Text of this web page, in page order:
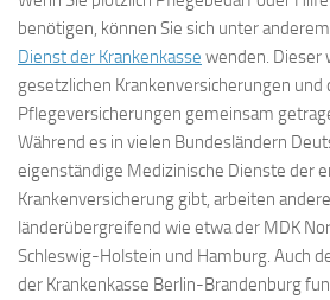
benötigen, können Sie sich unter
Dienst der Krankenkasse wenden. Dieser
gesetzlichen Krankenversicherungen und
Pflegeversicherungen gemeinsam
Während es in vielen Bundesländern
eigenständige Medizinische Dienste der
Krankenversicherung gibt, arbeiten
länderübergreifend wie etwa der MDK
Schleswig-Holstein und Hamburg. Auch
der Krankenkasse Berlin-Brandenburg